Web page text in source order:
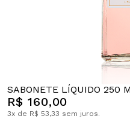
SABONETE LÍQUIDO 250
R$ 160,00
3x de R$ 53,33 sem juros.